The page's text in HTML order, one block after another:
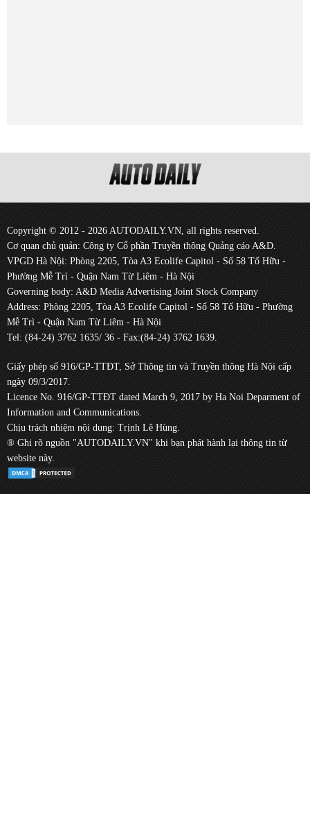
Copyright © 2012 - 2026 AUTODAILY.VN, all rights reserved.
Cơ quan chủ quản: Công ty Cổ phần Truyền thông Quảng cáo A&D.
VPGD Hà Nội: Phòng 2205, Tòa A3 Ecolife Capitol - Số 58 Tố Hữu -
Phường Mễ Trì - Quận Nam Từ Liêm - Hà Nội
Governing body: A&D Media Advertising Joint Stock Company
Address: Phòng 2205, Tòa A3 Ecolife Capitol - Số 58 Tố Hữu - Phường
Mễ Trì - Quận Nam Từ Liêm - Hà Nội
Tel: (84-24) 3762 1635/ 36 - Fax:(84-24) 3762 1639.
Giấy phép số 916/GP-TTĐT, Sở Thông tin và Truyền thông Hà Nội cấp
ngày 09/3/2017.
Licence No. 916/GP-TTĐT dated March 9, 2017 by Ha Noi Deparment of
Information and Communications.
Chịu trách nhiệm nội dung: Trịnh Lê Hùng.
® Ghi rõ nguồn "AUTODAILY.VN" khi bạn phát hành lại thông tin từ
website này.